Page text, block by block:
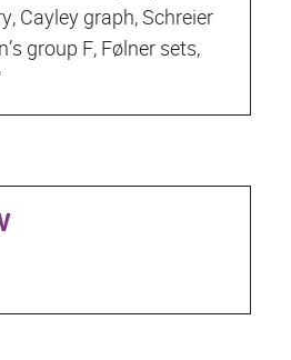
Cayley graph, Schreier
group F, Følner sets,